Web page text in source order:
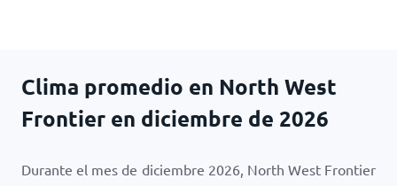
Clima promedio en North West
Frontier en diciembre de 2026
Durante el mes de diciembre 2026, North West Frontier